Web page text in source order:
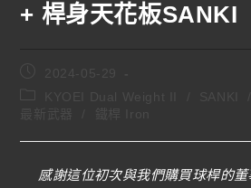
+ 桿身天花板SANKI
2024-05-29
KYOEI Dual Weight II
鐵桿 Iron
感謝這位初次與我們購買球桿的